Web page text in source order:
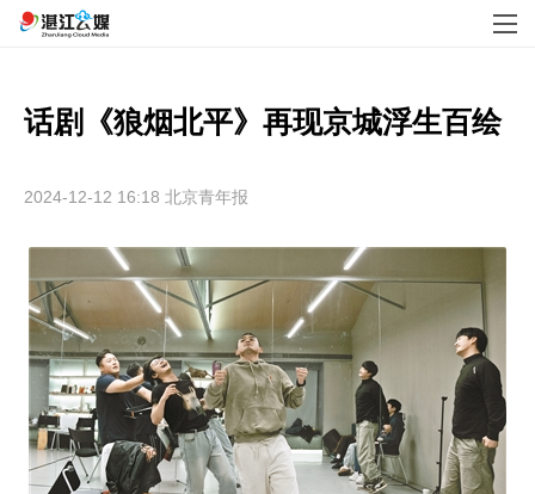
话剧《狼烟北平》再现京城浮生百绘
2024-12-12 16:18 北京青年报